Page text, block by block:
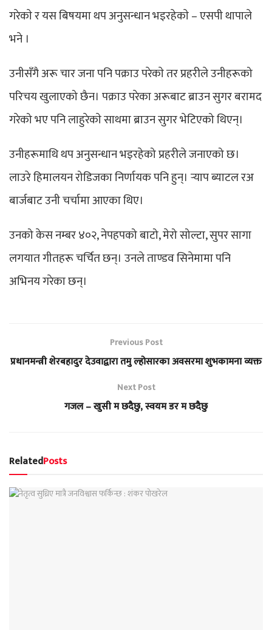
गरेकाे र यस बिषयमा थप अनुसन्धान भइरहेकाे – एसपी थापाले
भने ।
उनीसँगै अरू चार जना पनि पक्राउ परेकाे तर प्रहरीले उनीहरूको
परिचय खुलाएको छैन। पक्राउ परेका अरूबाट ब्राउन सुगर बरामद
गरेको भए पनि लाहुरेकाे साथमा ब्राउन सुगर भेटिएको थिएन्।
उनीहरूमाथि थप अनुसन्धान भइरहेको प्रहरीले जनाएको छ।
लाउरे हिमालयन रोडिजका निर्णायक पनि हुन्। र्‍याप ब्याटल रअ
बार्जबाट उनी चर्चामा आएका थिए।
उनको केस नम्बर ४०२, नेपहपको बाटो, मेरो सोल्टा, सुपर सागा
लगयात गीतहरू चर्चित छन्। उनले ताण्डव सिनेमामा पनि
अभिनय गरेका छन्।
Previous Post
प्रधानमन्त्री शेरबहादुर देउवाद्वारा तमु ल्होसारका अवसरमा शुभकामना व्यक्त
Next Post
गजल – खुसी म छदैछु, स्वयम डर म छदैछु
RelatedPosts